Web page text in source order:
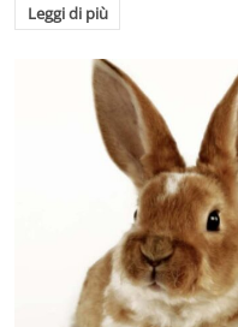
Leggi di più